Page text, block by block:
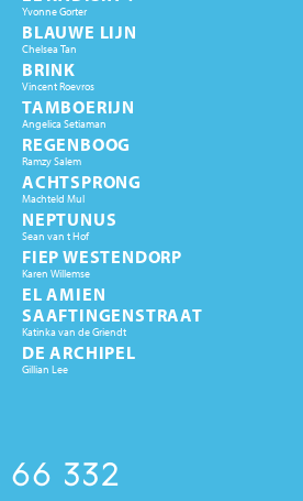
Yvonne Gorter
BLAUWE LIJN
Chelsea Tan
BRINK
Vincent Roevros
TAMBOERIJN
Angelica Setiaman
REGENBOOG
Ramzy Salem
ACHTSPRONG
Machteld Mul
NEPTUNUS
Sean van t Hof
FIEP WESTENDORP
Karen Willemse
EL AMIEN
SAAFTINGENSTRAAT
Katinka van de Griendt
DE ARCHIPEL
Gillian Lee
66 332